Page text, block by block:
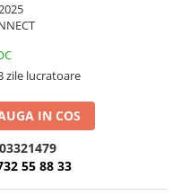
zile lucratoare
IN COS
55 88 33